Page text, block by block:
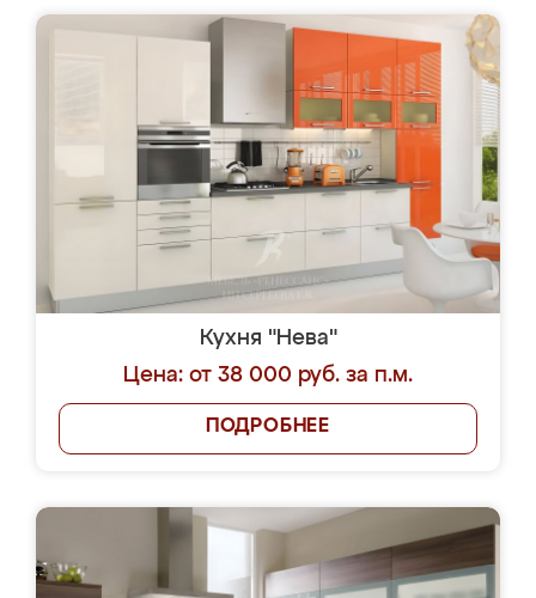
Кухня "Нева"
Цена: от 38 000 руб. за п.м.
ПОДРОБНЕЕ